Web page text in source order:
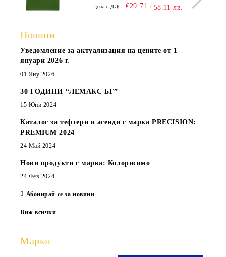
Цена с ДДС: €29.71 58.11 лв.
Новини
Уведомление за актуализация на цените от 1
януари 2026 г.
01 Яну 2026
30 ГОДИНИ “ЛЕМАКС БГ”
15 Юни 2024
Каталог за тефтери и агенди с марка PRECISION:
PREMIUM 2024
24 Май 2024
Нови продукти с марка: Колорисимо
24 Фев 2024
Абонирай се за новини
Виж всички
Марки